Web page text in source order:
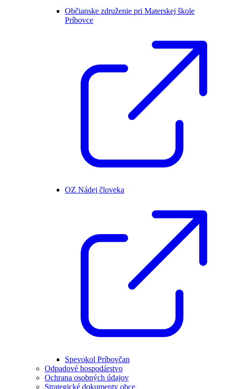
Občianske združenie pri Materskej škole
Príbovce
OZ Nádej človeka
Spevokol Príbovčan
Odpadové hospodárstvo
Ochrana osobných údajov
Strategické dokumenty obce